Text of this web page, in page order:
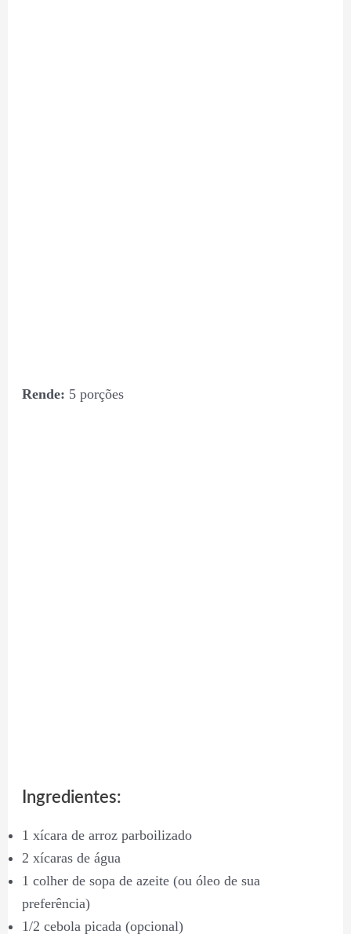
Rende: 5 porções
Ingredientes:
1 xícara de arroz parboilizado
2 xícaras de água
1 colher de sopa de azeite (ou óleo de sua
preferência)
1/2 cebola picada (opcional)